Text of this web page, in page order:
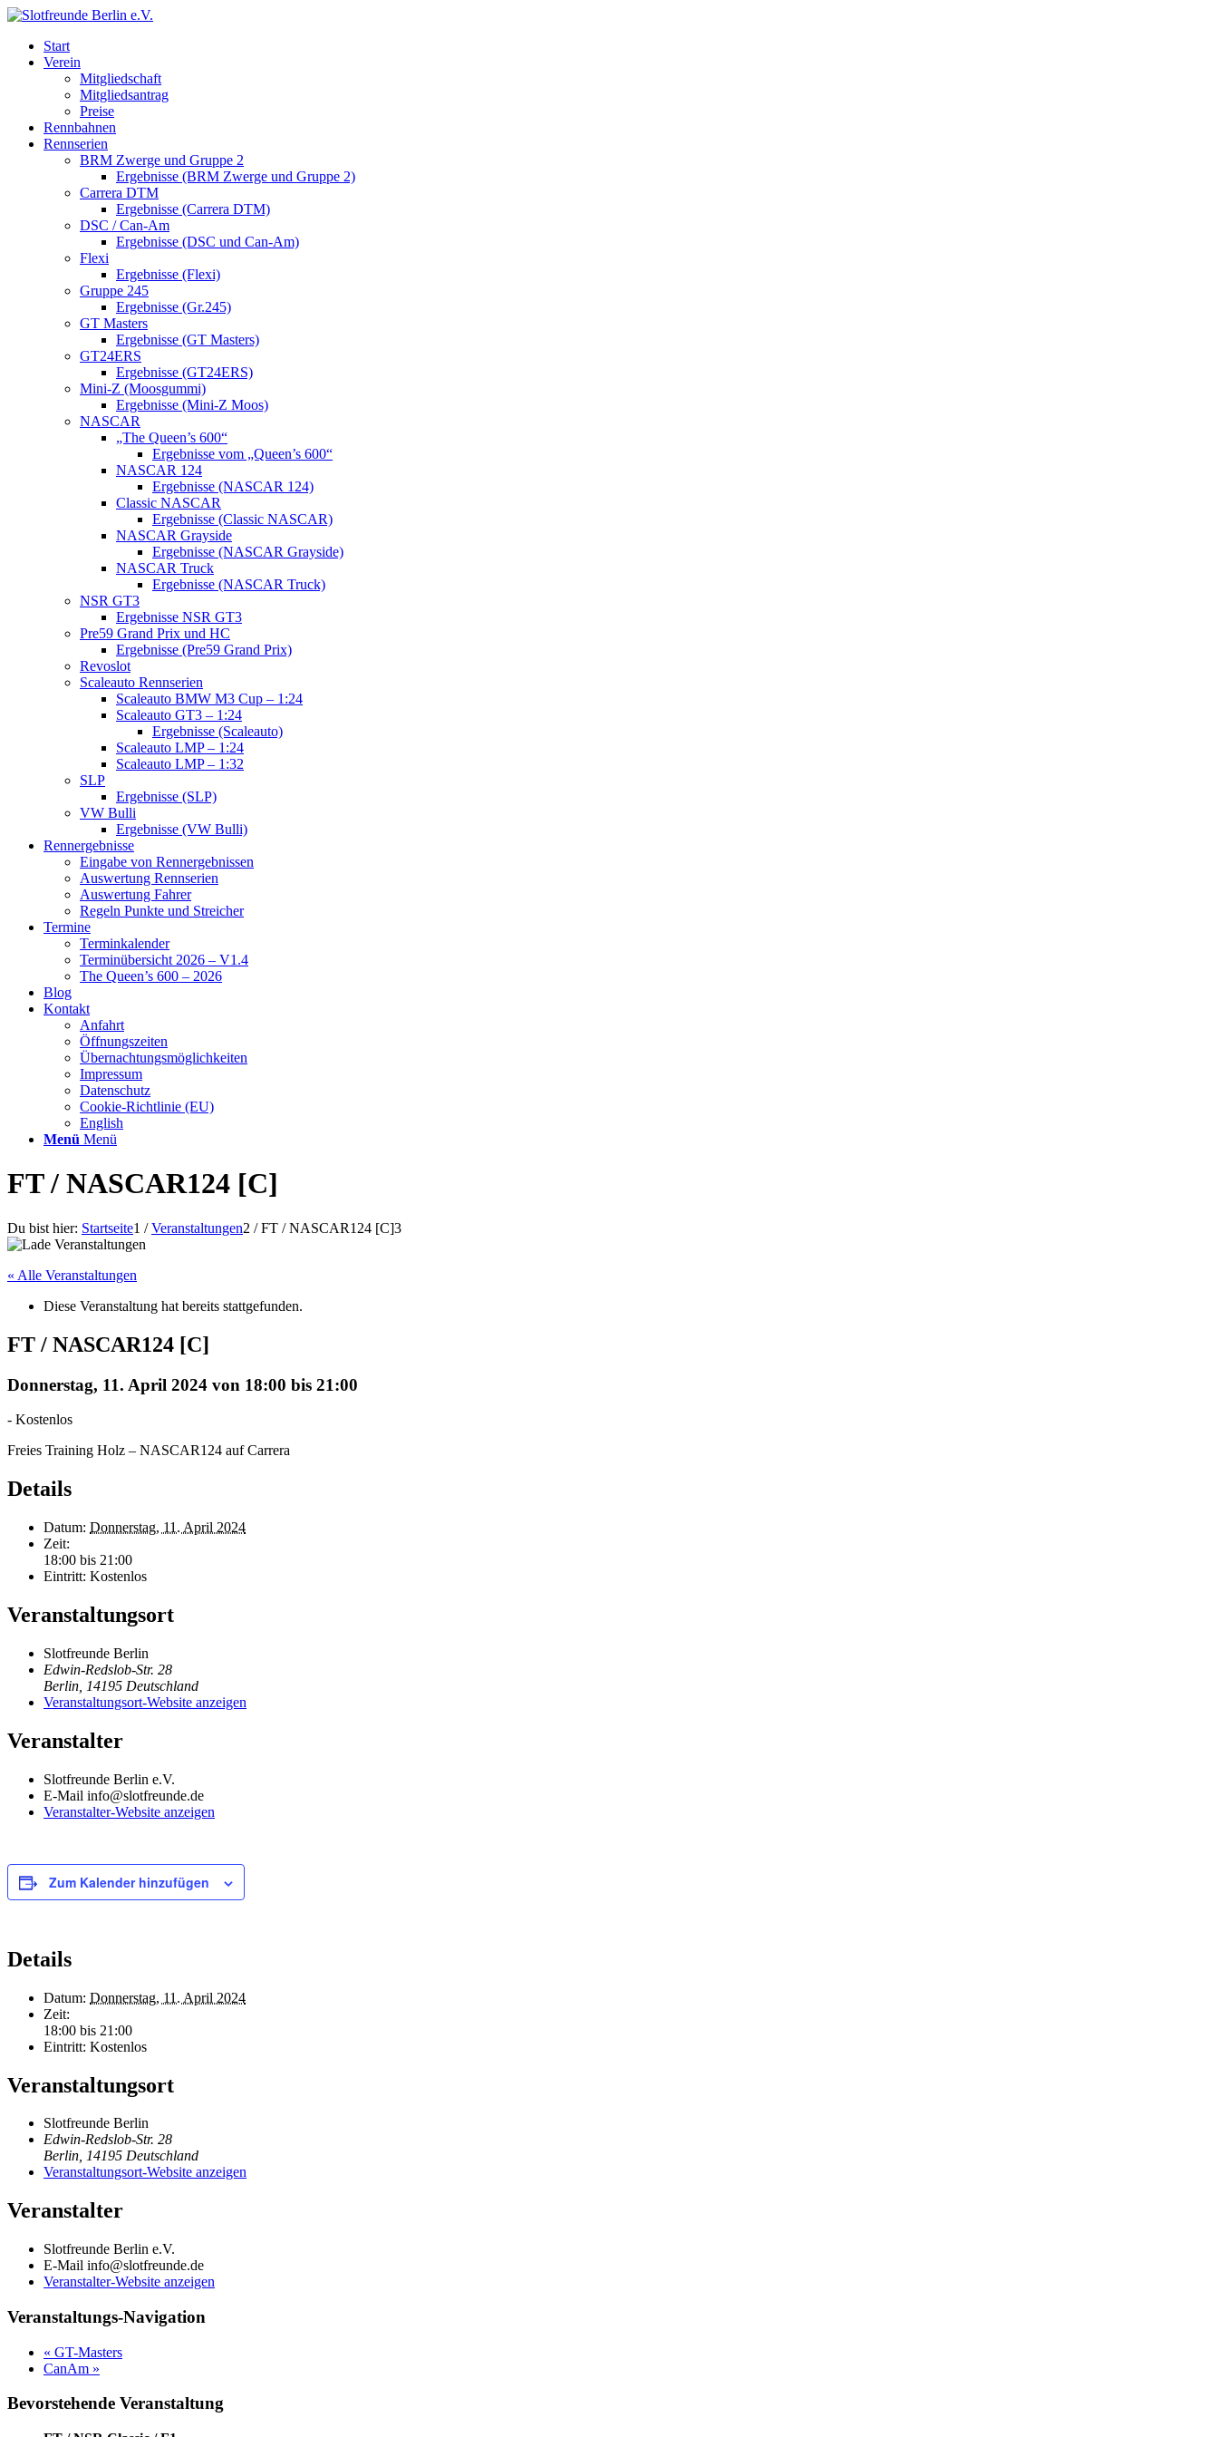
Start
Verein
Mitgliedschaft
Mitgliedsantrag
Preise
Rennbahnen
Rennserien
BRM Zwerge und Gruppe 2
Ergebnisse (BRM Zwerge und Gruppe 2)
Carrera DTM
Ergebnisse (Carrera DTM)
DSC / Can-Am
Ergebnisse (DSC und Can-Am)
Flexi
Ergebnisse (Flexi)
Gruppe 245
Ergebnisse (Gr.245)
GT Masters
Ergebnisse (GT Masters)
GT24ERS
Ergebnisse (GT24ERS)
Mini-Z (Moosgummi)
Ergebnisse (Mini-Z Moos)
NASCAR
„The Queen’s 600“
Ergebnisse vom „Queen’s 600“
NASCAR 124
Ergebnisse (NASCAR 124)
Classic NASCAR
Ergebnisse (Classic NASCAR)
NASCAR Grayside
Ergebnisse (NASCAR Grayside)
NASCAR Truck
Ergebnisse (NASCAR Truck)
NSR GT3
Ergebnisse NSR GT3
Pre59 Grand Prix und HC
Ergebnisse (Pre59 Grand Prix)
Revoslot
Scaleauto Rennserien
Scaleauto BMW M3 Cup – 1:24
Scaleauto GT3 – 1:24
Ergebnisse (Scaleauto)
Scaleauto LMP – 1:24
Scaleauto LMP – 1:32
SLP
Ergebnisse (SLP)
VW Bulli
Ergebnisse (VW Bulli)
Rennergebnisse
Eingabe von Rennergebnissen
Auswertung Rennserien
Auswertung Fahrer
Regeln Punkte und Streicher
Termine
Terminkalender
Terminübersicht 2026 – V1.4
The Queen’s 600 – 2026
Blog
Kontakt
Anfahrt
Öffnungszeiten
Übernachtungsmöglichkeiten
Impressum
Datenschutz
Cookie-Richtlinie (EU)
English
Menü Menü
FT / NASCAR124 [C]
Du bist hier: Startseite1 / Veranstaltungen2 / FT / NASCAR124 [C]3
« Alle Veranstaltungen
Diese Veranstaltung hat bereits stattgefunden.
FT / NASCAR124 [C]
Donnerstag, 11. April 2024 von 18:00 bis 21:00
- Kostenlos
Freies Training Holz – NASCAR124 auf Carrera
Details
Datum: Donnerstag, 11. April 2024
Zeit:
18:00 bis 21:00
Eintritt: Kostenlos
Veranstaltungsort
Slotfreunde Berlin
Edwin-Redslob-Str. 28
Berlin 14195 Deutschland
Veranstaltungsort-Website anzeigen
Veranstalter
Slotfreunde Berlin e.V.
E-Mail info@slotfreunde.de
Veranstalter-Website anzeigen
Zum Kalender hinzufügen
Details
Datum: Donnerstag, 11. April 2024
Zeit:
18:00 bis 21:00
Eintritt: Kostenlos
Veranstaltungsort
Slotfreunde Berlin
Edwin-Redslob-Str. 28
Berlin, 14195 Deutschland
Veranstaltungsort-Website anzeigen
Veranstalter
Slotfreunde Berlin e.V.
E-Mail info@slotfreunde.de
Veranstalter-Website anzeigen
Veranstaltungs-Navigation
« GT-Masters
CanAm »
Bevorstehende Veranstaltung